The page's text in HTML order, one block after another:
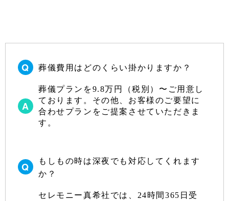
葬儀費用はどのくらい掛かりますか？
葬儀プランを9.8万円（税別）〜ご用意し
ております。その他、お客様のご要望に
合わせプランをご提案させていただきま
す。
もしもの時は深夜でも対応してくれます
か？
セレモニー真希社では、24時間365日受